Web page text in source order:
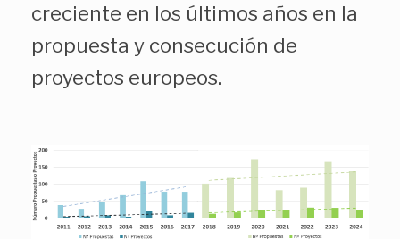
creciente en los últimos años en la
propuesta y consecución de
proyectos europeos.